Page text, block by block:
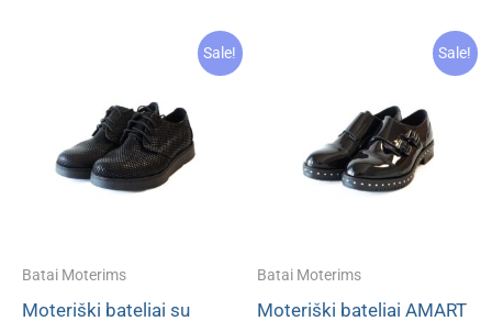
Sale!
Batai Moterims
Moteriški bateliai su
Sale!
Batai Moterims
Moteriški bateliai AMART